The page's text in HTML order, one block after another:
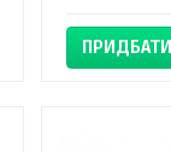
ПРИДБАТИ